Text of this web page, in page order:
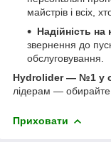
майстрів і всіх,
Надійність на
звернення до
обслуговування.
Hydrolider — №1 у
лідерам —
Приховати